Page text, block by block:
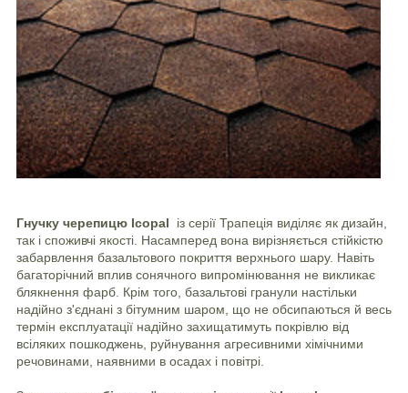
Гнучку черепицю Icopal
із серії Трапеція виділяє як дизайн,
так і споживчі якості. Насамперед вона вирізняється стійкістю
забарвлення базальтового покриття верхнього шару. Навіть
багаторічний вплив сонячного випромінювання не викликає
блякнення фарб. Крім того, базальтові гранули настільки
надійно з'єднані з бітумним шаром, що не обсипаються й весь
термін експлуатації надійно захищатимуть покрівлю від
всіляких пошкоджень, руйнування агресивними хімічними
речовинами, наявними в осадах і повітрі.